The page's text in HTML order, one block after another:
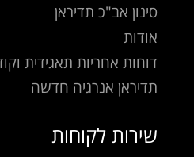
סינון אב"כ תדיראן
אודות
דוחות אחריות תאגידית
תדיראן אנרגיה חדשה
שירות לקוחות